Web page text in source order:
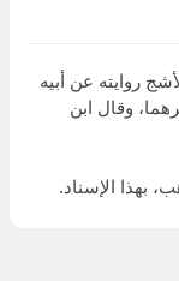
روايته عن أبيه
وقال ابن